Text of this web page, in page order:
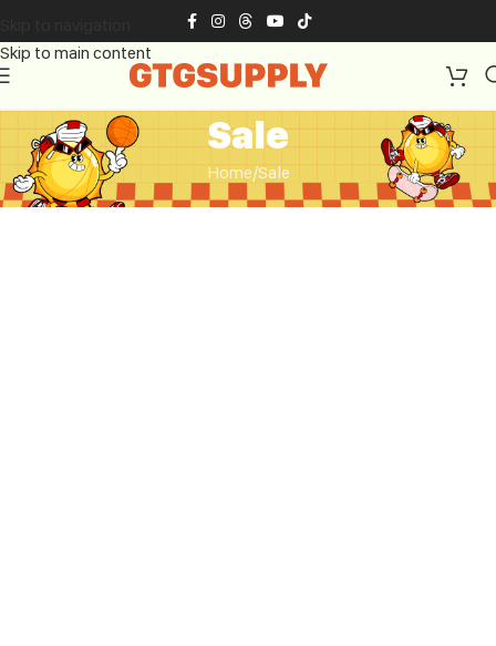
Skip to main content
Sale
Home Sale